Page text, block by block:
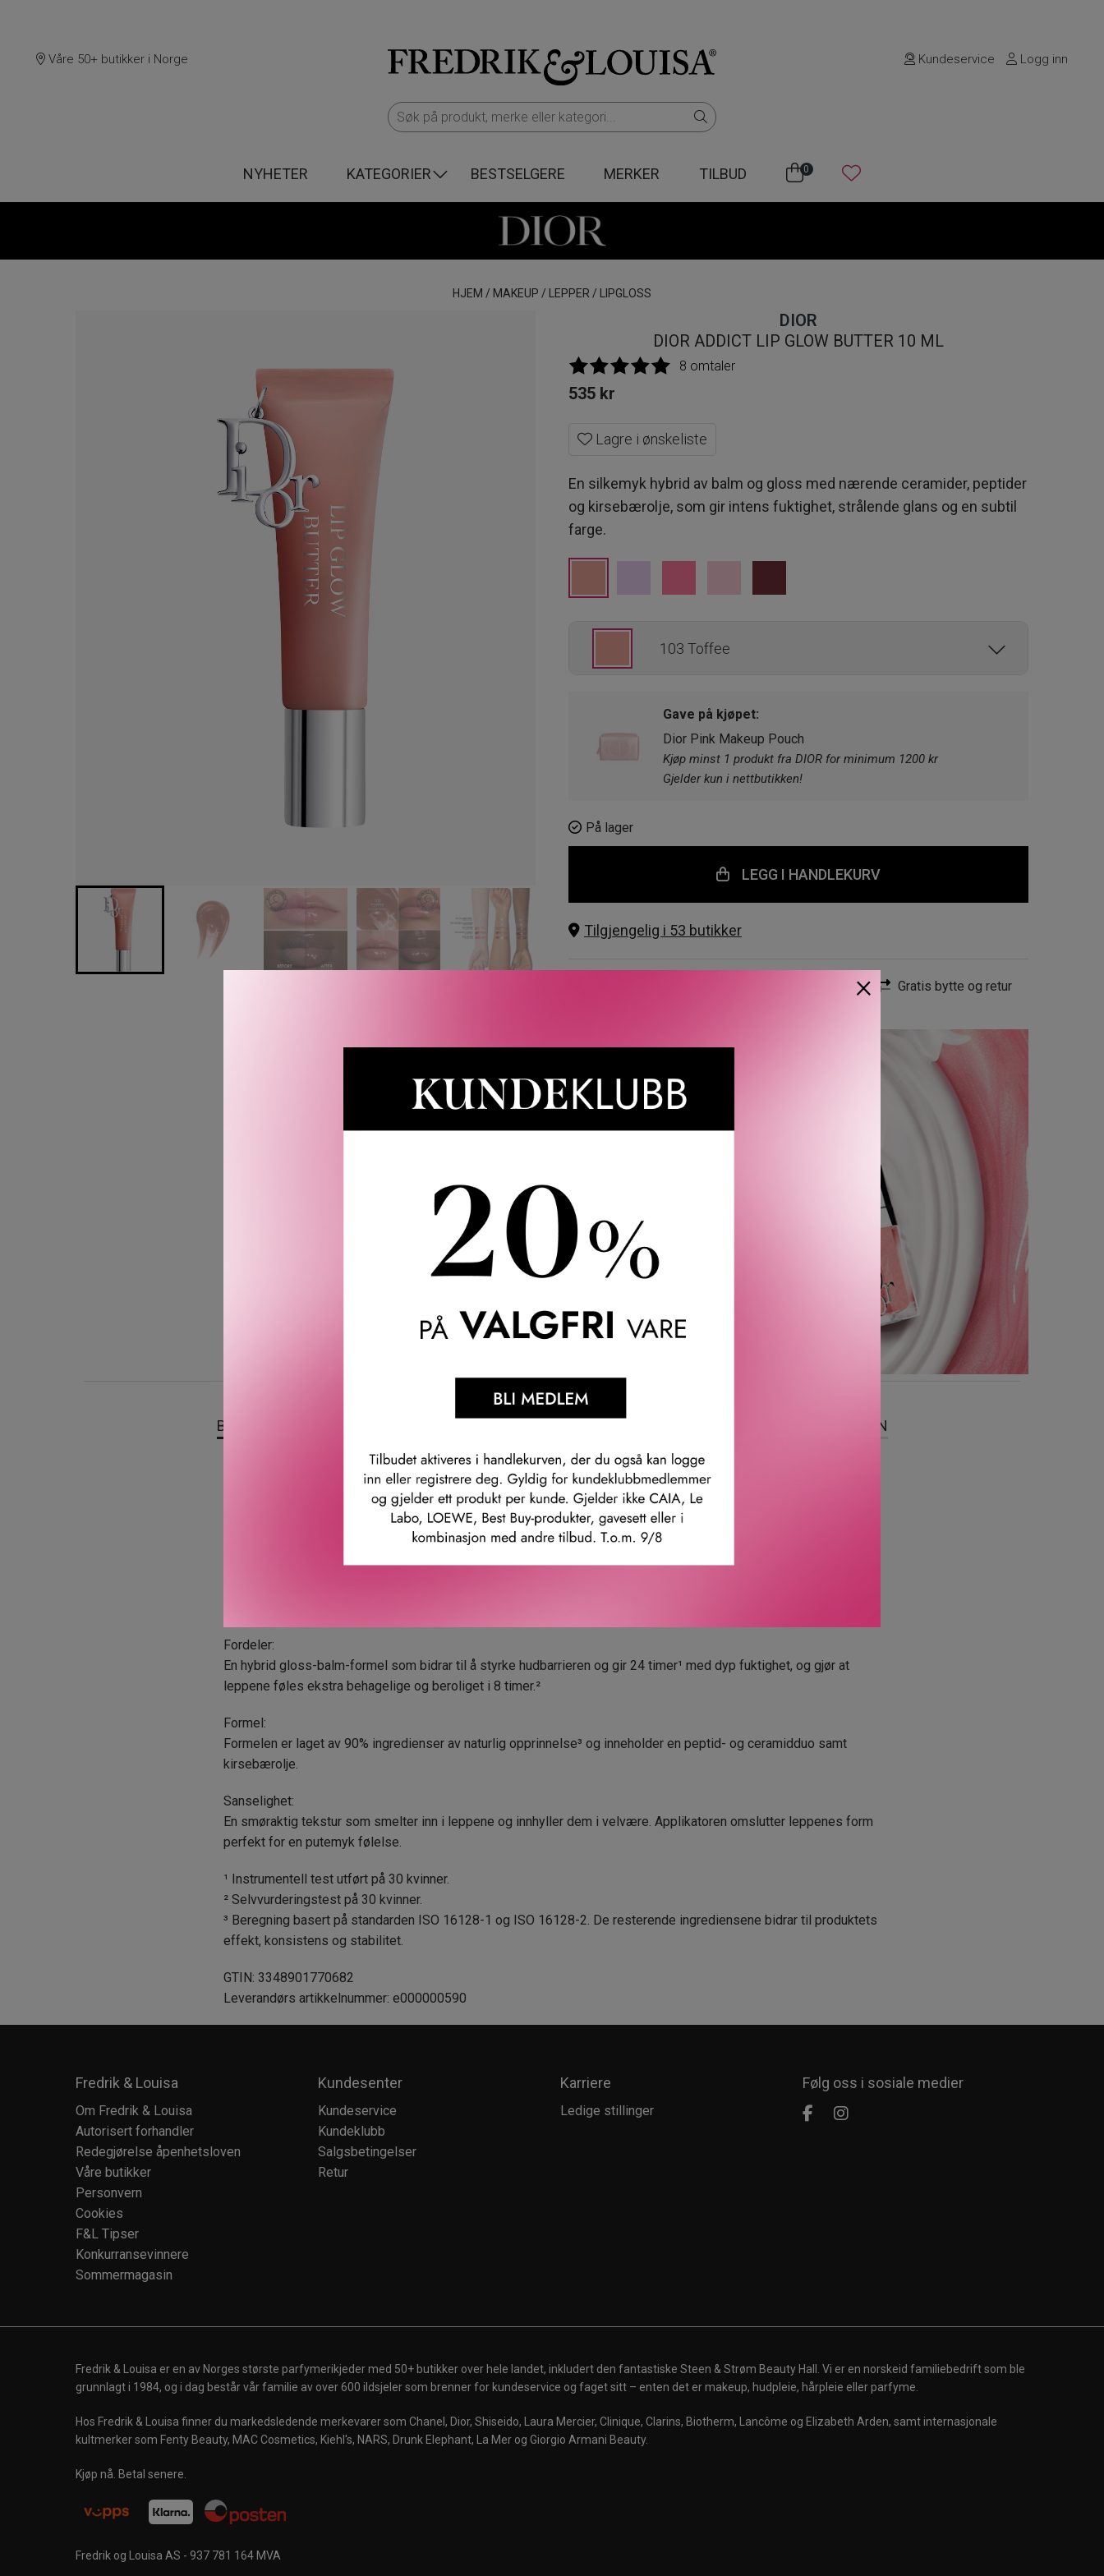
Våre 50+ butikker i Norge Kundeservice Logg inn
NYHETER KATEGORIER BESTSELGERE MERKER TILBUD 0
HJEM / MAKEUP / LEPPER / LIPGLOSS
DIOR
DIOR ADDICT LIP GLOW BUTTER 10 ML
8 omtaler
535 kr
Lagre i ønskeliste
En silkemyk hybrid av balm og gloss med nærende ceramider, peptider
og kirsebærolje, som gir intens fuktighet, strålende glans og en subtil
farge.
103 Toffee
105 Lychee
Gave på kjøpet:
Dior Pink Makeup Pouch
Kjøp minst 1 produkt fra DIOR for minimum 1200 kr
Gjelder kun i nettbutikken!
På lager
LEGG I HANDLEKURV
Tilgjengelig i 53 butikker
Gratis bytte og retur
BESKRIVELSE OM MERKEVAREN
DIOR Addict Lip Glow Butter.
Denne smøraktige behandlingen har den perfekte balansen mellom lipgloss og leppebalsam, og gir intens
Fordeler:
En hybrid gloss-balm-formel som bidrar til å styrke hudbarrieren og gir 24 timer¹ med dyp fuktighet, og gjør at
leppene føles ekstra behagelige og beroliget i 8 timer.²
Formel:
Formelen er laget av 90% ingredienser av naturlig opprinnelse³ og inneholder en peptid- og ceramidduo samt
kirsebærolje.
Sanselighet:
En smøraktig tekstur som smelter inn i leppene og innhyller dem i velvære. Applikatoren omslutter leppenes form
perfekt for en putemyk følelse.
¹ Instrumentell test utført på 30 kvinner.
² Selvvurderingstest på 30 kvinner.
³ Beregning basert på standarden ISO 16128-1 og ISO 16128-2. De resterende ingrediensene bidrar til produktets
effekt, konsistens og stabilitet.
GTIN: 3348901770682
Leverandørs artikkelnummer: e000000590
Fredrik & Louisa
Om Fredrik & Louisa
Autorisert forhandler
Redegjørelse åpenhetsloven
Våre butikker
Personvern
Cookies
F&L Tipser
Konkurransevinnere
Sommermagasin
Kundesenter
Kundeservice
Kundeklubb
Salgsbetingelser
Retur
Karriere
Ledige stillinger
Følg oss i sosiale medier
Fredrik & Louisa er en av Norges største parfymerikjeder med 50+ butikker over hele landet, inkludert den fantastiske Steen & Strøm Beauty Hall. Vi er en norskeid familiebedrift som ble
grunnlagt i 1984, og i dag består vår familie av over 600 ildsjeler som brenner for kundeservice og faget sitt – enten det er makeup, hudpleie, hårpleie eller parfyme.
Hos Fredrik & Louisa finner du markedsledende merkevarer som Chanel, Dior, Shiseido, Laura Mercier, Clinique, Clarins, Biotherm, Lancôme og Elizabeth Arden, samt internasjonale
kultmerker som Fenty Beauty, MAC Cosmetics, Kiehl's, NARS, Drunk Elephant, La Mer og Giorgio Armani Beauty.
Kjøp nå. Betal senere.
Fredrik og Louisa AS - 937 781 164 MVA
×